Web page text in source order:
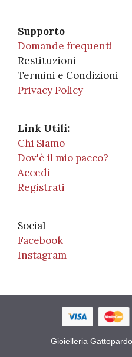
Supporto
Domande frequenti
Restituzioni
Termini e Condizioni
Privacy Policy
Link Utili:
Chi Siamo
Dov'è il mio pacco?
Accedi
Registrati
Social
Facebook
Instagram
Gioielleria